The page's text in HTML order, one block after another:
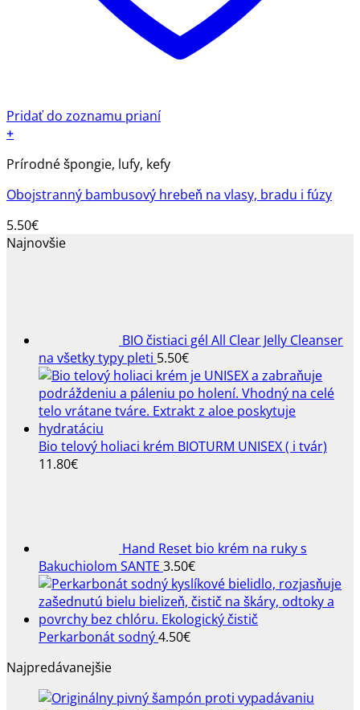
Pridať do zoznamu prianí
+
Prírodné špongie, lufy, kefy
Obojstranný bambusový hrebeň na vlasy, bradu i fúzy
5.50€
Najnovšie
BIO čistiaci gél All Clear Jelly Cleanser
na všetky typy pleti 5.50€
Bio telový holiaci krém BIOTURM UNISEX ( i tvár)
11.80€
Hand Reset bio krém na ruky s
Bakuchiolom SANTE 3.50€
Perkarbonát sodný4.50€
Najpredávanejšie